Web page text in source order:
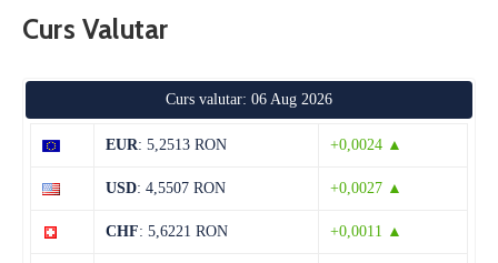
Curs Valutar
Curs valutar: 06 Aug 2026
EUR: 5,2513 RON +0,0024 ▲
USD: 4,5507 RON +0,0027 ▲
CHF: 5,6221 RON +0,0011 ▲